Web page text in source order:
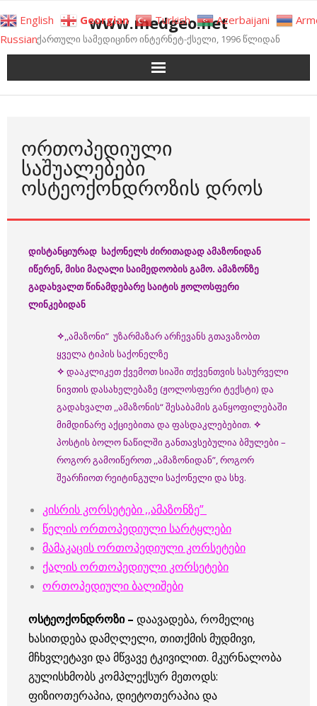
to
content
www.medgeo.net
ქართული სამედიცინო ინტერნეტ-ქსელი, 1996 წლიდან
ᲝᲠᲗᲝᲞᲔᲓᲘᲣᲚᲘ
ᲡᲐᲨᲣᲐᲚᲔᲑᲔᲑᲘ
ᲝᲡᲢᲔᲝᲥᲝᲜᲓᲠᲝᲖᲘᲡ ᲓᲠᲝᲡ
დისტანციურად საქონელსძირითადადამაზონიდან
იწერენ, მისი მაღალი საიმედოობის გამო. ამაზონზე
გადახვალთწინამდებარესაიტისჟოლოსფერი
ლინკებიდან
✧,,ამაზონი” უზარმაზარ არჩევანს გთავაზობთ
ყველა ტიპის საქონელზე
✧ დააკლიკეთ ქვემოთ სიაში თქვენთვის სასურველი
ნივთის დასახელებაზე (ჟოლოსფერი ტექსტი) და
გადახვალთ ,,ამაზონის“ შესაბამის განყოფილებაში
მიმდინარე აქციებითა და ფასდაკლებებით. ✧
პოსტის ბოლო ნაწილში განთავსებულია ბმულები –
როგორ გამოიწეროთ ,,ამაზონიდან”, როგორ
შეარჩიოთ რეიტინგული საქონელი და სხვ.
კისრის კორსეტები ,,ამაზონზე”
წელის ორთოპედიული სარტყლები
მამაკაცის ორთოპედიული კორსეტები
ქალის ორთოპედიული კორსეტები
ორთოპედიული ბალიშები
ოსტეოქონდროზი – დაავადება, რომელიც
ხასითდება დამღლელი, თითქმის მუდმივი,
მჩხვლეტავი და მწვავე ტკივილით. მკურნალობა
გულისხმობს კომპლექსურ მეთოდს:
ფიზიოთერაპია, დიეტოთერაპია და
English Georgian Turkish Azerbaijani
Russian